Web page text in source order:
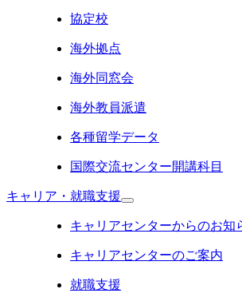
協定校
海外拠点
海外同窓会
海外教員派遣
各種留学データ
国際交流センター開講科目
キャリア・就職支援
キャリアセンターからのお知
キャリアセンターのご案内
就職支援